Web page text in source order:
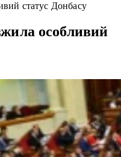
статус Донбасу
особливий